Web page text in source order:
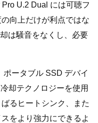
U.2 Dual には可聴フ
向上だけが利点ではな
は騒音をなくし、必要
ポータブル SSD デバイ
却テクノロジーを使用
るヒートシンク、また
をより強力にできるよ